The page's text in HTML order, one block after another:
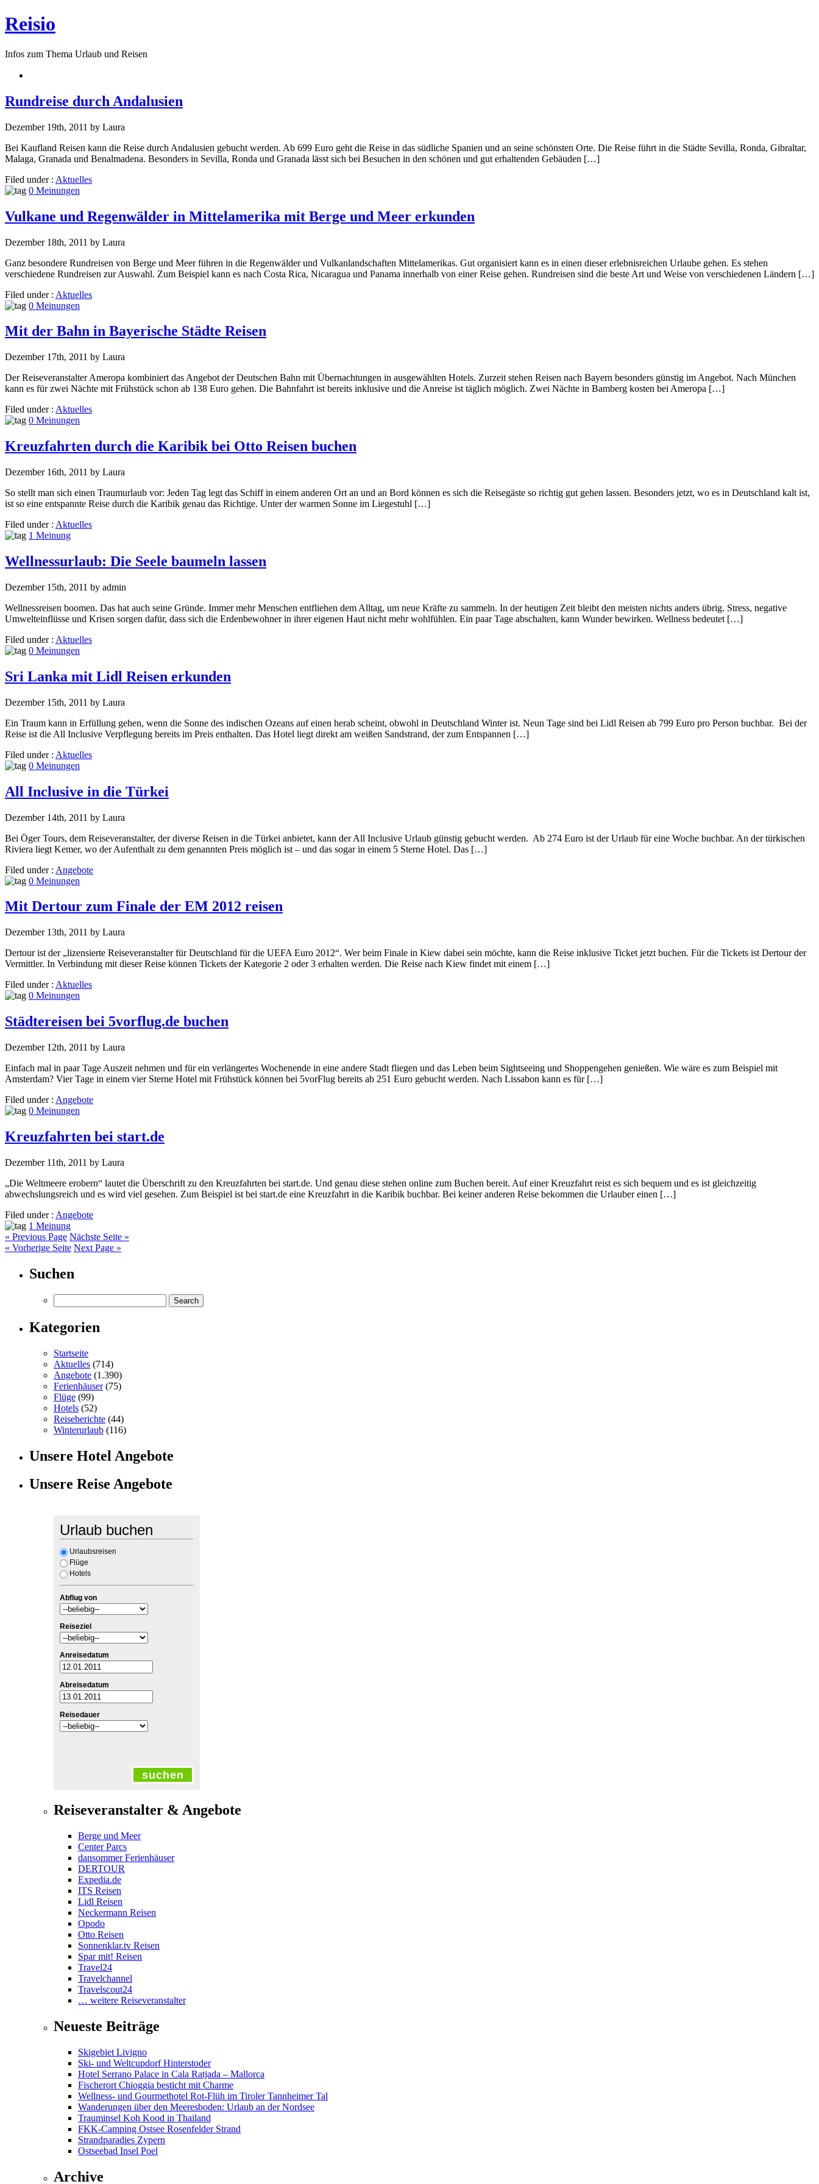
Reisio
Infos zum Thema Urlaub und Reisen
Rundreise durch Andalusien
Dezember 19th, 2011 by Laura
Bei Kaufland Reisen kann die Reise durch Andalusien gebucht werden. Ab 699 Euro geht die Reise in das südliche Spanien und an seine schönsten Orte. Die Reise führt in die Städte Sevilla, Ronda, Gibraltar,
Malaga, Granada und Benalmadena. Besonders in Sevilla, Ronda und Granada lässt sich bei Besuchen in den schönen und gut erhaltenden Gebäuden […]
Filed under : Aktuelles
0 Meinungen
Vulkane und Regenwälder in Mittelamerika mit Berge und Meer erkunden
Dezember 18th, 2011 by Laura
Ganz besondere Rundreisen von Berge und Meer führen in die Regenwälder und Vulkanlandschaften Mittelamerikas. Gut organisiert kann es in einen dieser erlebnisreichen Urlaube gehen. Es stehen
verschiedene Rundreisen zur Auswahl. Zum Beispiel kann es nach Costa Rica, Nicaragua und Panama innerhalb von einer Reise gehen. Rundreisen sind die beste Art und Weise von verschiedenen Ländern […]
Filed under : Aktuelles
0 Meinungen
Mit der Bahn in Bayerische Städte Reisen
Dezember 17th, 2011 by Laura
Der Reiseveranstalter Ameropa kombiniert das Angebot der Deutschen Bahn mit Übernachtungen in ausgewählten Hotels. Zurzeit stehen Reisen nach Bayern besonders günstig im Angebot. Nach München
kann es für zwei Nächte mit Frühstück schon ab 138 Euro gehen. Die Bahnfahrt ist bereits inklusive und die Anreise ist täglich möglich. Zwei Nächte in Bamberg kosten bei Ameropa […]
Filed under : Aktuelles
0 Meinungen
Kreuzfahrten durch die Karibik bei Otto Reisen buchen
Dezember 16th, 2011 by Laura
So stellt man sich einen Traumurlaub vor: Jeden Tag legt das Schiff in einem anderen Ort an und an Bord können es sich die Reisegäste so richtig gut gehen lassen. Besonders jetzt, wo es in Deutschland kalt ist,
ist so eine entspannte Reise durch die Karibik genau das Richtige. Unter der warmen Sonne im Liegestuhl […]
Filed under : Aktuelles
1 Meinung
Wellnessurlaub: Die Seele baumeln lassen
Dezember 15th, 2011 by admin
Wellnessreisen boomen. Das hat auch seine Gründe. Immer mehr Menschen entfliehen dem Alltag, um neue Kräfte zu sammeln. In der heutigen Zeit bleibt den meisten nichts anders übrig. Stress, negative
Umwelteinflüsse und Krisen sorgen dafür, dass sich die Erdenbewohner in ihrer eigenen Haut nicht mehr wohlfühlen. Ein paar Tage abschalten, kann Wunder bewirken. Wellness bedeutet […]
Filed under : Aktuelles
0 Meinungen
Sri Lanka mit Lidl Reisen erkunden
Dezember 15th, 2011 by Laura
Ein Traum kann in Erfüllung gehen, wenn die Sonne des indischen Ozeans auf einen herab scheint, obwohl in Deutschland Winter ist. Neun Tage sind bei Lidl Reisen ab 799 Euro pro Person buchbar. Bei der
Reise ist die All Inclusive Verpflegung bereits im Preis enthalten. Das Hotel liegt direkt am weißen Sandstrand, der zum Entspannen […]
Filed under : Aktuelles
0 Meinungen
All Inclusive in die Türkei
Dezember 14th, 2011 by Laura
Bei Öger Tours, dem Reiseveranstalter, der diverse Reisen in die Türkei anbietet, kann der All Inclusive Urlaub günstig gebucht werden. Ab 274 Euro ist der Urlaub für eine Woche buchbar. An der türkischen
Riviera liegt Kemer, wo der Aufenthalt zu dem genannten Preis möglich ist – und das sogar in einem 5 Sterne Hotel. Das […]
Filed under : Angebote
0 Meinungen
Mit Dertour zum Finale der EM 2012 reisen
Dezember 13th, 2011 by Laura
Dertour ist der „lizensierte Reiseveranstalter für Deutschland für die UEFA Euro 2012“. Wer beim Finale in Kiew dabei sein möchte, kann die Reise inklusive Ticket jetzt buchen. Für die Tickets ist Dertour der
Vermittler. In Verbindung mit dieser Reise können Tickets der Kategorie 2 oder 3 erhalten werden. Die Reise nach Kiew findet mit einem […]
Filed under : Aktuelles
0 Meinungen
Städtereisen bei 5vorflug.de buchen
Dezember 12th, 2011 by Laura
Einfach mal in paar Tage Auszeit nehmen und für ein verlängertes Wochenende in eine andere Stadt fliegen und das Leben beim Sightseeing und Shoppengehen genießen. Wie wäre es zum Beispiel mit
Amsterdam? Vier Tage in einem vier Sterne Hotel mit Frühstück können bei 5vorFlug bereits ab 251 Euro gebucht werden. Nach Lissabon kann es für […]
Filed under : Angebote
0 Meinungen
Kreuzfahrten bei start.de
Dezember 11th, 2011 by Laura
„Die Weltmeere erobern“ lautet die Überschrift zu den Kreuzfahrten bei start.de. Und genau diese stehen online zum Buchen bereit. Auf einer Kreuzfahrt reist es sich bequem und es ist gleichzeitig
abwechslungsreich und es wird viel gesehen. Zum Beispiel ist bei start.de eine Kreuzfahrt in die Karibik buchbar. Bei keiner anderen Reise bekommen die Urlauber einen […]
Filed under : Angebote
1 Meinung
« Previous Page Nächste Seite »
« Vorherige Seite Next Page »
Suchen
Kategorien
Startseite
Aktuelles (714)
Angebote (1.390)
Ferienhäuser(75)
Flüge (99)
Hotels (52)
Reiseberichte (44)
Winterurlaub (116)
Unsere Hotel Angebote
Unsere Reise Angebote
Urlaub buchen
Urlaubsreisen
Flüge
Hotels
Abflug von
Reiseziel
Anreisedatum
Abreisedatum
Reisedauer
suchen
Reiseveranstalter & Angebote
Berge und Meer
Center Parcs
dansommer Ferienhäuser
DERTOUR
Expedia.de
ITS Reisen
Lidl Reisen
Neckermann Reisen
Opodo
Otto Reisen
Sonnenklar.tv Reisen
Spar mit! Reisen
Travel24
Travelchannel
Travelscout24
… weitere Reiseveranstalter
Neueste Beiträge
Skigebiet Livigno
Ski- und Weltcupdorf Hinterstoder
Hotel Serrano Palace in Cala Ratjada – Mallorca
Fischerort Chioggia besticht mit Charme
Wellness- und Gourmethotel Rot-Flüh im Tiroler Tannheimer Tal
Wanderungen über den Meeresboden: Urlaub an der Nordsee
Trauminsel Koh Kood in Thailand
FKK-Camping Ostsee Rosenfelder Strand
Strandparadies Zypern
Ostseebad Insel Poel
Archive